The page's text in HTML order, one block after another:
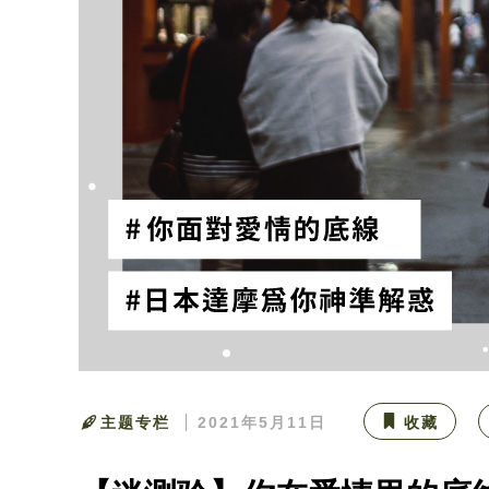
主题专栏 2021年5月11日 收藏